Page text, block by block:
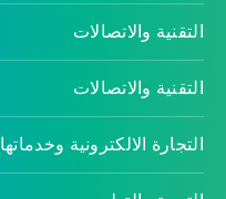
التقنية والاتصالات
التقنية والاتصالات
التجارة الالكترونية وخدماتها